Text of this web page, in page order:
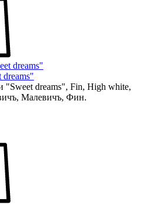
dreams"
"Sweet dreams", Fin, High white,
Малевичъ, Фин.